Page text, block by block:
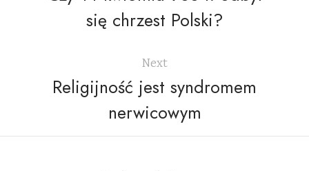
się chrzest Polski?
Next
Religijność jest syndromem
nerwicowym